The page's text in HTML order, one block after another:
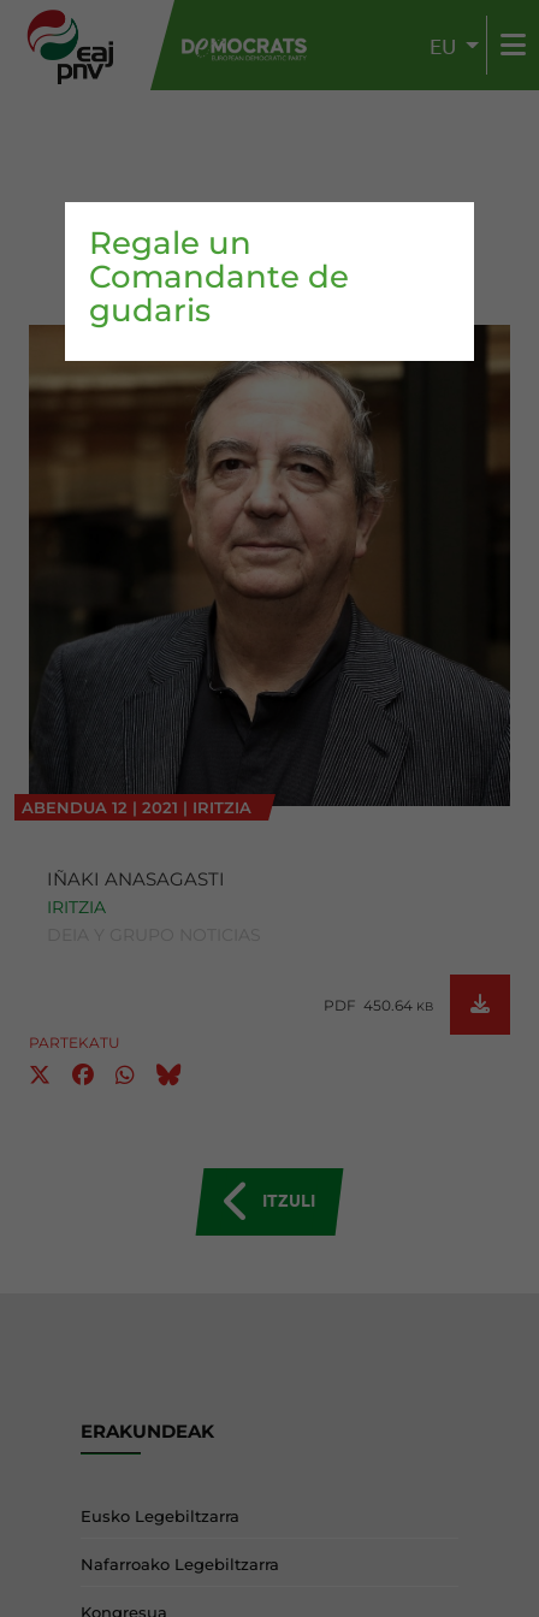
EU
Regale un
Comandante de
gudaris
ABENDUA 12 | 2021 | IRITZIA
IÑAKI ANASAGASTI
IRITZIA
PDF 450.64 KB
PARTEKATU
ITZULI
ERAKUNDEAK
Eusko Legebiltzarra
Nafarroako Legebiltzarra
Kongresua